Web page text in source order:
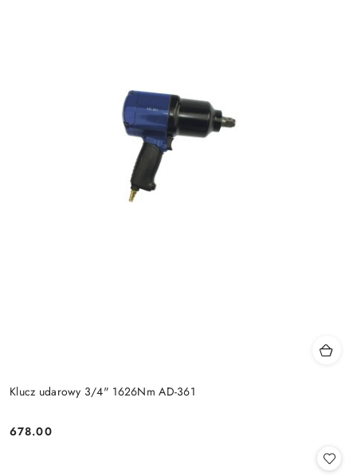
Klucz udarowy 3/4" 1626Nm AD-361
Cena:
678.00